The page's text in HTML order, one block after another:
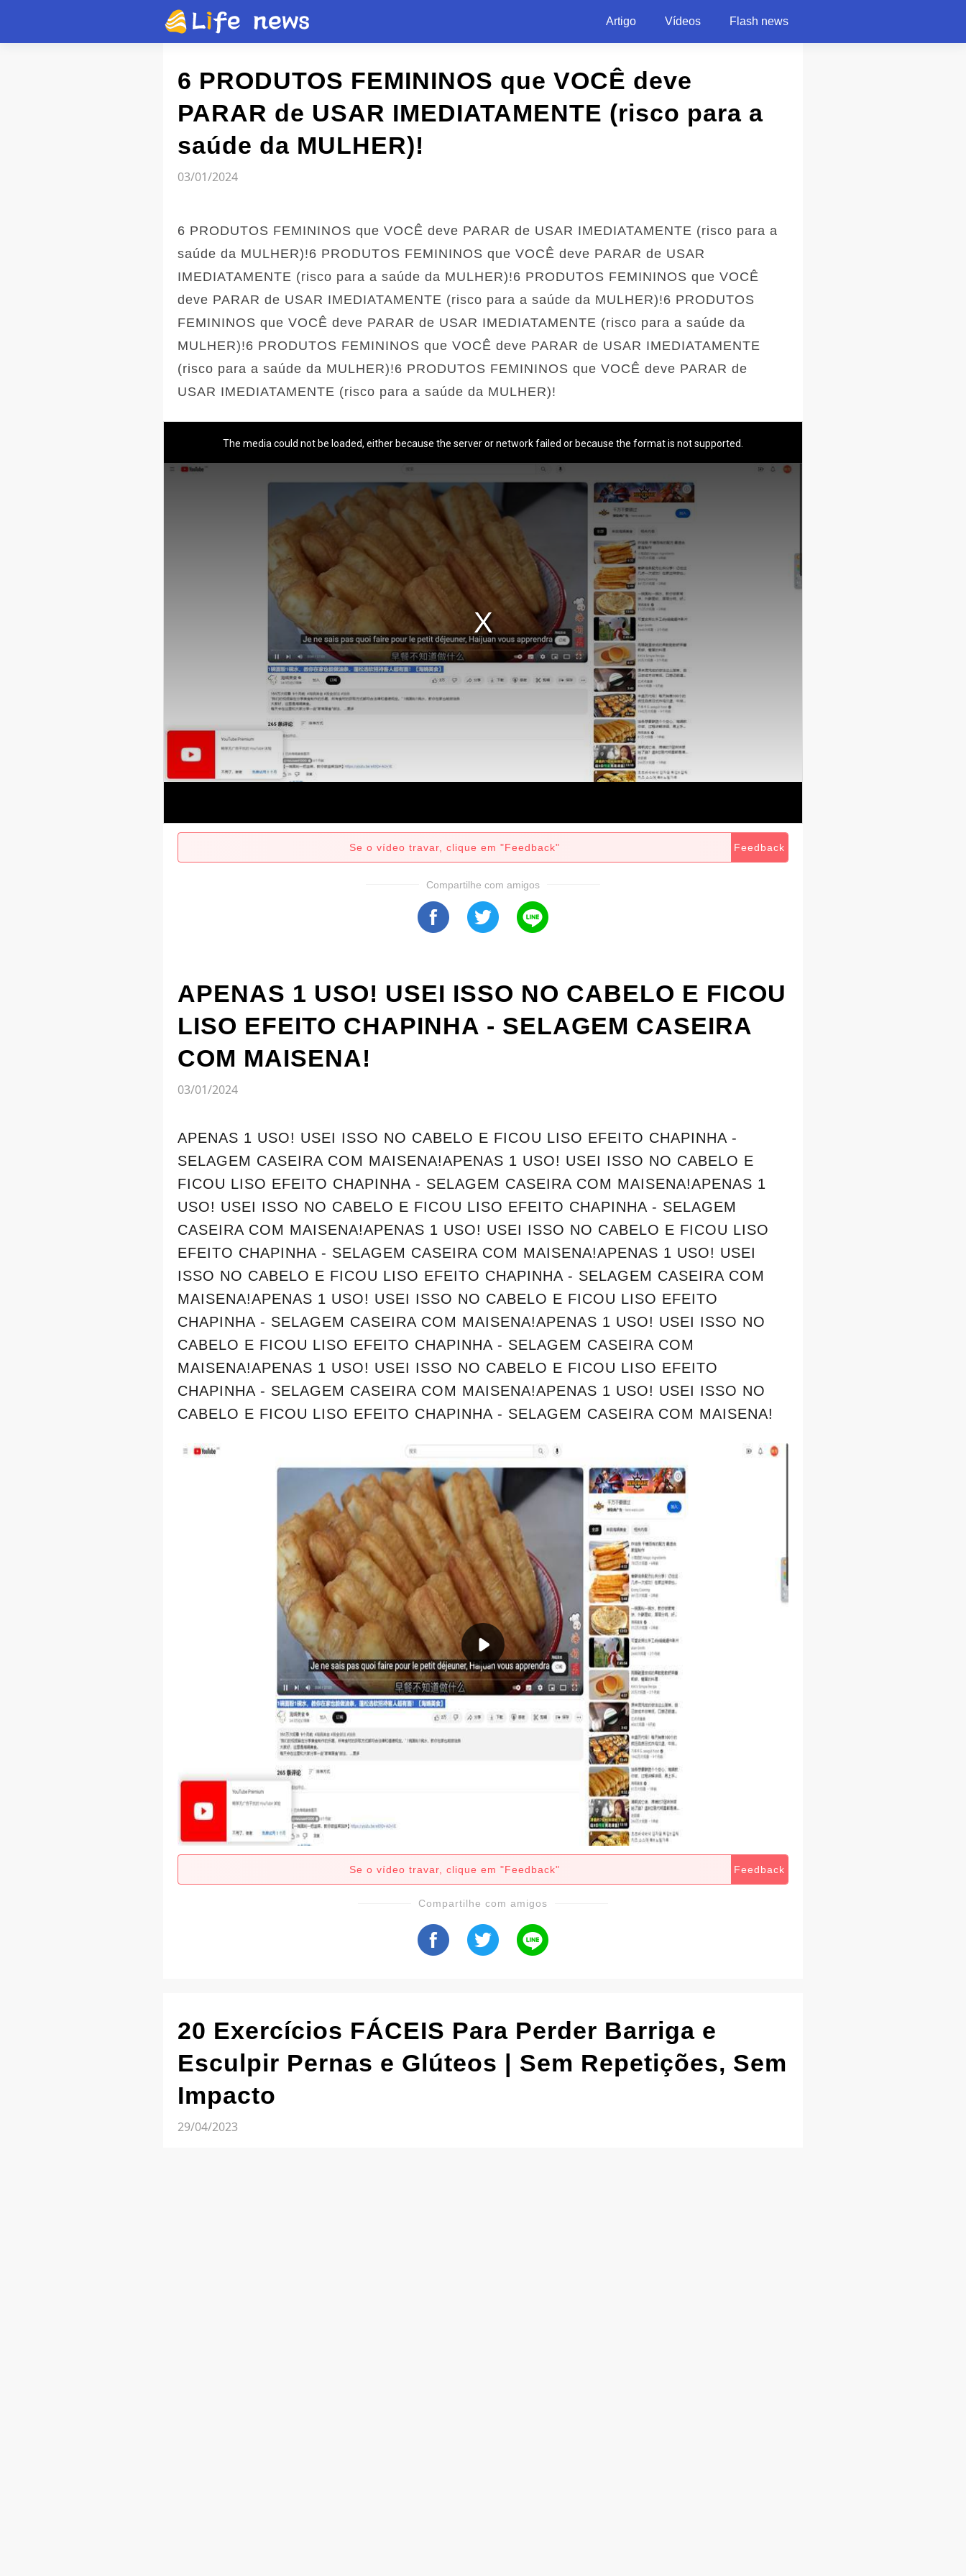
Artigo Vídeos Flash news
The media could not be loaded, either because the server or network failed or because the format is not supported.
6 PRODUTOS FEMININOS que VOCÊ deve
PARAR de USAR IMEDIATAMENTE (risco para a
saúde da MULHER)!
03/01/2024
6 PRODUTOS FEMININOS que VOCÊ deve PARAR de USAR IMEDIATAMENTE (risco para a
saúde da MULHER)!6 PRODUTOS FEMININOS que VOCÊ deve PARAR de USAR
IMEDIATAMENTE (risco para a saúde da MULHER)!6 PRODUTOS FEMININOS que VOCÊ
deve PARAR de USAR IMEDIATAMENTE (risco para a saúde da MULHER)!6 PRODUTOS
FEMININOS que VOCÊ deve PARAR de USAR IMEDIATAMENTE (risco para a saúde da
MULHER)!6 PRODUTOS FEMININOS que VOCÊ deve PARAR de USAR IMEDIATAMENTE
(risco para a saúde da MULHER)!6 PRODUTOS FEMININOS que VOCÊ deve PARAR de
USAR IMEDIATAMENTE (risco para a saúde da MULHER)!
Se o vídeo travar, clique em "Feedback" Feedback
Compartilhe com amigos
APENAS 1 USO! USEI ISSO NO CABELO E FICOU
LISO EFEITO CHAPINHA - SELAGEM CASEIRA
COM MAISENA!
03/01/2024
APENAS 1 USO! USEI ISSO NO CABELO E FICOU LISO EFEITO CHAPINHA -
SELAGEM CASEIRA COM MAISENA!APENAS 1 USO! USEI ISSO NO CABELO E
FICOU LISO EFEITO CHAPINHA - SELAGEM CASEIRA COM MAISENA!APENAS 1
USO! USEI ISSO NO CABELO E FICOU LISO EFEITO CHAPINHA - SELAGEM
CASEIRA COM MAISENA!APENAS 1 USO! USEI ISSO NO CABELO E FICOU LISO
EFEITO CHAPINHA - SELAGEM CASEIRA COM MAISENA!APENAS 1 USO! USEI
ISSO NO CABELO E FICOU LISO EFEITO CHAPINHA - SELAGEM CASEIRA COM
MAISENA!APENAS 1 USO! USEI ISSO NO CABELO E FICOU LISO EFEITO
CHAPINHA - SELAGEM CASEIRA COM MAISENA!APENAS 1 USO! USEI ISSO NO
CABELO E FICOU LISO EFEITO CHAPINHA - SELAGEM CASEIRA COM
MAISENA!APENAS 1 USO! USEI ISSO NO CABELO E FICOU LISO EFEITO
CHAPINHA - SELAGEM CASEIRA COM MAISENA!APENAS 1 USO! USEI ISSO NO
CABELO E FICOU LISO EFEITO CHAPINHA - SELAGEM CASEIRA COM MAISENA!
Se o vídeo travar, clique em "Feedback" Feedback
Compartilhe com amigos
20 Exercícios FÁCEIS Para Perder Barriga e
Esculpir Pernas e Glúteos | Sem Repetições, Sem
Impacto
29/04/2023
Vídeos
Flash news